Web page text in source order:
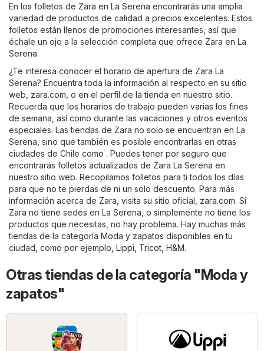
En los folletos de Zara en La Serena encontrarás una amplia
variedad de productos de calidad a precios excelentes. Estos
folletos están llenos de promociones interesantes, así que
échale un ojo a la selección completa que ofrece Zara en La
Serena.
¿Te interesa conocer el horario de apertura de Zara La
Serena? Encuentra toda la información al respecto en su sitio
web, zara.com , o en el perfil de la tienda en nuestro sitio.
Recuerda que los horarios de trabajo pueden varias los fines
de semana, así como durante las vacaciones y otros eventos
especiales. Las tiendas de Zara no solo se encuentran en La
Serena, sino que también es posible encontrarlas en otras
ciudades de Chile como . Puedes tener por seguro que
encontrarás folletos actualizados de Zara La Serena en
nuestro sitio web. Recopilamos folletos para ti todos los días
para que no te pierdas de ni un solo descuento. Para más
información acerca de Zara, visita su sitio oficial, zara.com. Si
Zara no tiene sedes en La Serena, o simplemente no tiene los
productos que necesitas, no hay problema. Hay muchas más
tiendas de la categoría Moda y zapatos disponibles en tu
ciudad, como por ejemplo, Lippi Tricot H&M.
Otras tiendas de la categoría "Moda y
zapatos"